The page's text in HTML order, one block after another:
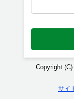
Copyright
サイ